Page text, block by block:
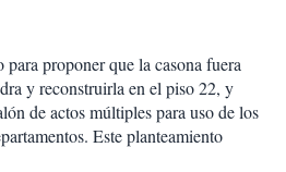
proponer que la casona fuera
y reconstruirla en el piso 22, y
de actos múltiples para uso de los
Este planteamiento